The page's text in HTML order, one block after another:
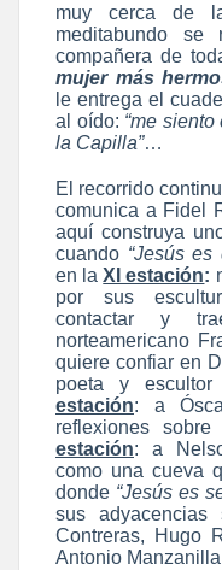
muy cerca de
meditabundo
compañera de
mujer más
le entrega el
al oído: “me
la Capilla”…
El recorrido
comunica a Fidel
aquí construya
cuando “Jesús es
en laXI estación:
por sus
contactar y
norteamericano
quiere confiar en
poeta y escultor
estación: a
reflexiones
estación: a
como una cueva
donde “Jesús es
sus adyacencias
Contreras, Hugo
Antonio